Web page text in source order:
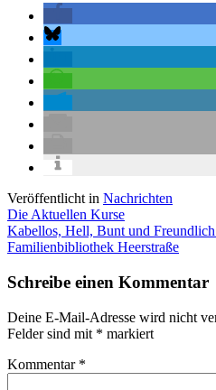
Veröffentlicht in Nachrichten
Beitragsnavigation
Die Aktuellen Kurse
Kabellos, Hell, Bunt und Freundlich
Familienbibliothek Heerstraße
Schreibe einen Kommentar
Deine E-Mail-Adresse wird nicht
Felder sind mit * markiert
Kommentar *